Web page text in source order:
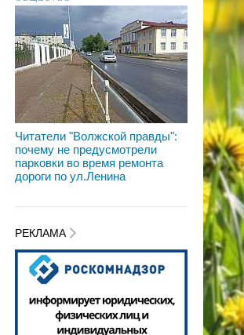
Читатели "Волжской правды":
почему не предусмотрели
парковки во время ремонта
дороги по ул.Ленина
РЕКЛАМА